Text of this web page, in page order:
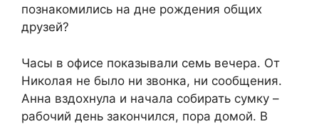
познакомились на дне рождения общих
друзей?
Часы в офисе показывали семь вечера. От
Николая не было ни звонка, ни сообщения.
Анна вздохнула и начала собирать сумку –
рабочий день закончился, пора домой. В